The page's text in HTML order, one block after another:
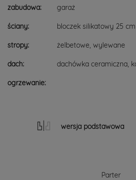
zabudowa: garaż
ściany: bloczek silikatowy 25 cm
stropy: żelbetowe, wylewane
dach: dachówka ceramiczna,
ogrzewanie:
wersja podstawowa
Parter